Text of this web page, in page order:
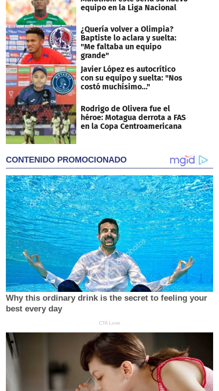
equipo en la Liga Nacional
¿Quería volver a Olimpia?
Baptiste lo aclara y suelta:
"Me faltaba un equipo
grande"
Javier López es autocrítico
con su equipo y suelta: "Nos
costó muchísimo..."
Rodrigo de Olivera fue el
héroe: Motagua derrota a FAS
en la Copa Centroamericana